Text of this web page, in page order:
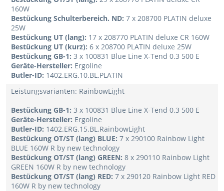
160W
Bestückung Schulterbereich. ND: 7 x 208700 PLATIN deluxe
25W
Bestückung UT (lang): 17 x 208770 PLATIN deluxe CR 160W
Bestückung UT (kurz): 6 x 208700 PLATIN deluxe 25W
Bestückung GB-1: 3 x 100831 Blue Line X-Tend 0.3 500 E
Geräte-Hersteller: Ergoline
Butler-ID: 1402.ERG.10.BL.PLATIN
Leistungsvarianten: RainbowLight
Bestückung GB-1: 3 x 100831 Blue Line X-Tend 0.3 500 E
Geräte-Hersteller: Ergoline
Butler-ID: 1402.ERG.15.BL.RainbowLight
Bestückung OT/ST (lang) BLUE: 7 x 290100 Rainbow Light
BLUE 160W R by new technology
Bestückung OT/ST (lang) GREEN: 8 x 290110 Rainbow Light
GREEN 160W R by new technology
Bestückung OT/ST (lang) RED: 7 x 290120 Rainbow Light RED
160W R by new technology